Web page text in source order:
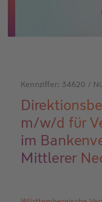
Kennziffer: 34620 /
m/w/d für
im
Mittlerer